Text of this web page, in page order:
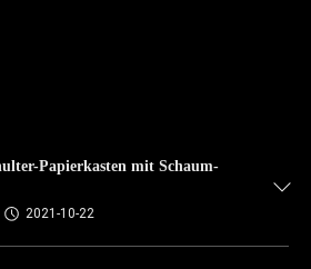
Papierkasten mit Schaum-
2021-10-22